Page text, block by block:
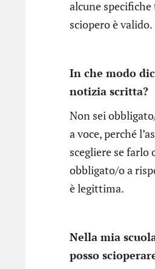
alcune
sciopero è valido.
In che modo
notizia scritta?
Non sei
a voce, perché
scegliere se
obbligato/o a
è legittima.
Nella mia
posso